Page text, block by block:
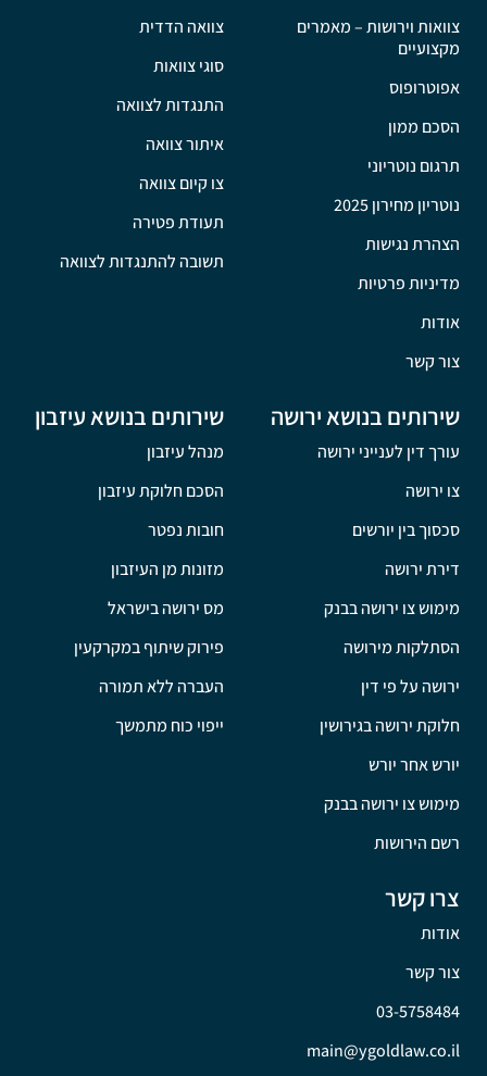
צוואות וירושות – מאמרים
מקצועיים
אפוטרופוס
הסכם ממון
תרגום נוטריוני
נוטריון מחירון 2025
הצהרת נגישות
מדיניות פרטיות
אודות
צור קשר
צוואה הדדית
סוגי צוואות
התנגדות לצוואה
איתור צוואה
צו קיום צוואה
תעודת פטירה
תשובה להתנגדות לצוואה
שירותים בנושא ירושה
עורך דין לענייני ירושה
צו ירושה
סכסוך בין יורשים
דירת ירושה
מימוש צו ירושה בבנק
הסתלקות מירושה
ירושה על פי דין
חלוקת ירושה בגירושין
יורש אחר יורש
מימוש צו ירושה בבנק
רשם הירושות
שירותים בנושא עיזבון
מנהל עיזבון
הסכם חלוקת עיזבון
חובות נפטר
מזונות מן העיזבון
מס ירושה בישראל
פירוק שיתוף במקרקעין
העברה ללא תמורה
ייפוי כוח מתמשך
צרו קשר
אודות
צור קשר
03-5758484
main@ygoldlaw.co.il